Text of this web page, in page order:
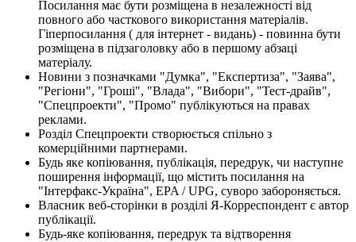
Посилання має бути розміщена в незалежності від
повного або часткового використання матеріалів.
Гіперпосилання ( для інтернет - видань) - повинна бути
розміщена в підзаголовку або в першому абзаці
матеріалу.
Новини з позначками "Думка", "Експертиза", "Заява",
"Регіони", "Гроші", "Влада", "Вибори", "Тест-драйв",
"Спецпроекти", "Промо" публікуються на правах
реклами.
Розділ Спецпроекти створюється спільно з
комерційними партнерами.
Будь яке копіювання, публікація, передрук, чи наступне
поширення інформації, що містить посилання на
"Інтерфакс-Україна", EPA / UPG, суворо забороняється.
Власник веб-сторінки в розділі Я-Корреспондент є автор
публікації.
Будь-яке копіювання, передрук та відтворення